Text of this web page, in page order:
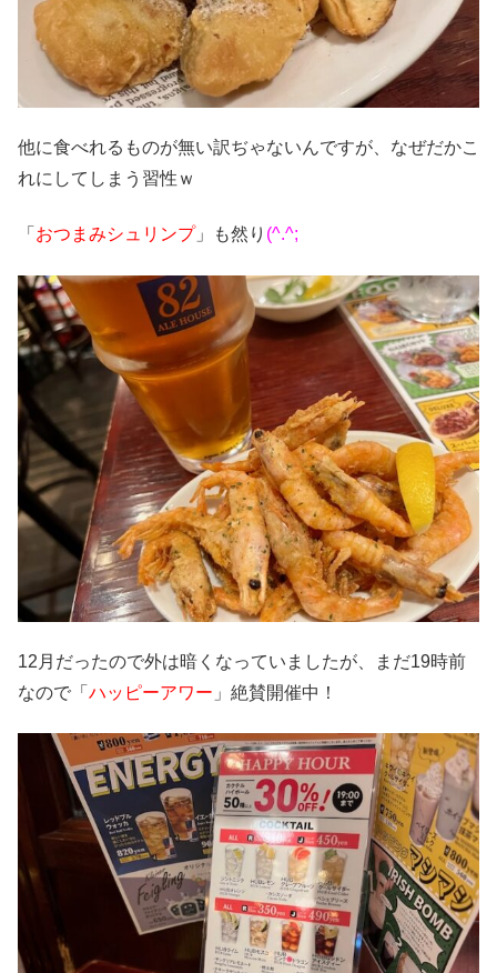
他に食べれるものが無い訳ぢゃないんですが、なぜだかこ
れにしてしまう習性ｗ
「 おつまみシュリンプ」も然り (^.^;
12月だったので外は暗くなっていましたが、まだ19時前
なので「 ハッピーアワー 」絶賛開催中！